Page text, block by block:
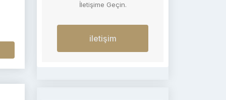
İletişime Geçin.
iletişim